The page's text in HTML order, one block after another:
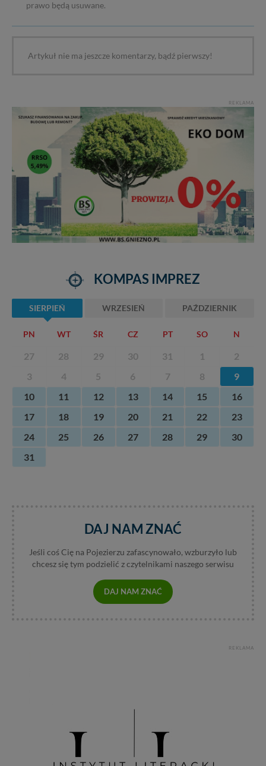
prawo będą usuwane.
Artykuł nie ma jeszcze komentarzy, bądź pierwszy!
REKLAMA
KOMPAS IMPREZ
SIERPIEŃ WRZESIEŃ PAŹDZIERNIK
PN WT ŚR CZ PT SO N
27 28 29 30 31 1
2
3
4 5 6 7 8
9
10
11 12 13 14 15
16
17
18 19 20 21 22
23
24
25 26 27 28 29
30
31
DAJ NAM ZNAĆ
Jeśli coś Cię na Pojezierzu zafascynowało, wzburzyło lub
chcesz się tym podzielić z czytelnikami naszego serwisu
DAJ NAM ZNAĆ
REKLAMA